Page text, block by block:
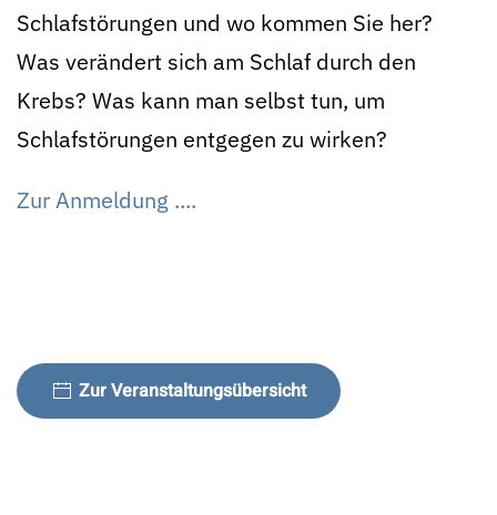
Schlafstörungen und wo kommen Sie her?
Was verändert sich am Schlaf durch den
Krebs? Was kann man selbst tun, um
Schlafstörungen entgegen zu wirken?
Zur Anmeldung ....
Zur Veranstaltungsübersicht